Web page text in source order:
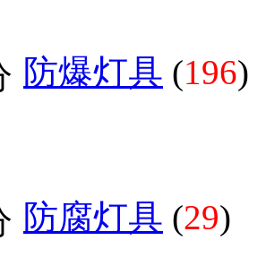
防爆灯具 (196)
防腐灯具 (29)